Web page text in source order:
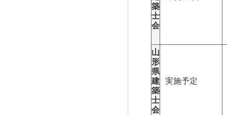
築
士
会
山
形
県
建
築
士
会
実施予定